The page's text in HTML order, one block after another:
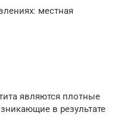
местная
являются плотные
в результате